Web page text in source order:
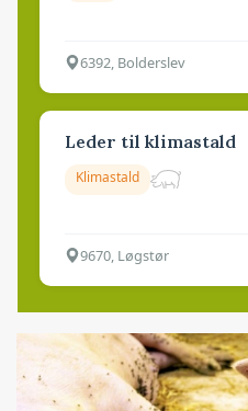
6392, Bolderslev
Leder til klimastald
Klimastald
9670, Løgstør